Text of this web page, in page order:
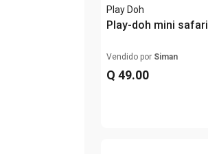
Play Doh
Play-doh mini safari
Vendido por Siman
Q 49.00